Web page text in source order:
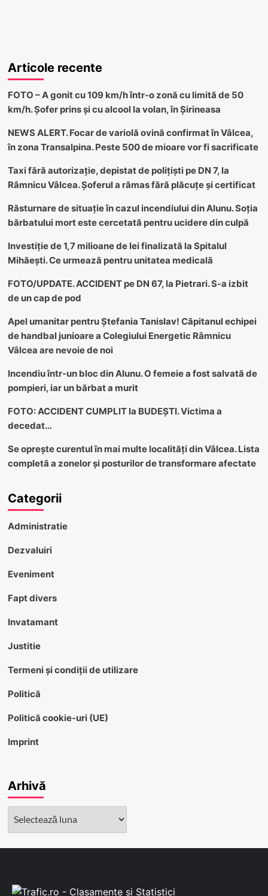
Articole recente
FOTO – A gonit cu 109 km/h într-o zonă cu limită de 50
km/h. Șofer prins și cu alcool la volan, în Șirineasa
NEWS ALERT. Focar de variolă ovină confirmat în Vâlcea,
în zona Transalpina. Peste 500 de mioare vor fi sacrificate
Taxi fără autorizație, depistat de polițiști pe DN 7, la
Râmnicu Vâlcea. Șoferul a rămas fără plăcuțe și certificat
Răsturnare de situație în cazul incendiului din Alunu. Soția
bărbatului mort este cercetată pentru ucidere din culpă
Investiție de 1,7 milioane de lei finalizată la Spitalul
Mihăești. Ce urmează pentru unitatea medicală
FOTO/UPDATE. ACCIDENT pe DN 67, la Pietrari. S-a izbit
de un cap de pod
Apel umanitar pentru Ștefania Tanislav! Căpitanul echipei
de handbal junioare a Colegiului Energetic Râmnicu
Vâlcea are nevoie de noi
Incendiu într-un bloc din Alunu. O femeie a fost salvată de
pompieri, iar un bărbat a murit
FOTO: ACCIDENT CUMPLIT la BUDEȘTI. Victima a
decedat…
Se oprește curentul în mai multe localități din Vâlcea. Lista
completă a zonelor și posturilor de transformare afectate
Categorii
Administratie
Dezvaluiri
Eveniment
Fapt divers
Invatamant
Justitie
Termeni și condiții de utilizare
Politică
Politică cookie-uri (UE)
Imprint
Arhivă